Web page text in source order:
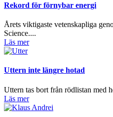
Rekord för förnybar energi
Årets viktigaste vetenskapliga
Science....
Läs mer
Uttern inte längre hotad
Uttern tas bort från rödlistan med
Läs mer